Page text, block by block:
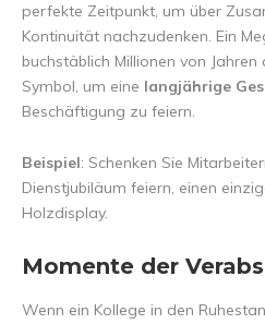
perfekte Zeitpunkt, um über
Kontinuität nachzudenken. Ein
buchstäblich Millionen von
Symbol, um eine langjährige
Beschäftigung zu feiern.
Beispiel: Schenken Sie
Dienstjubiläum feiern, einen
Holzdisplay.
Momente der
Wenn ein Kollege in den